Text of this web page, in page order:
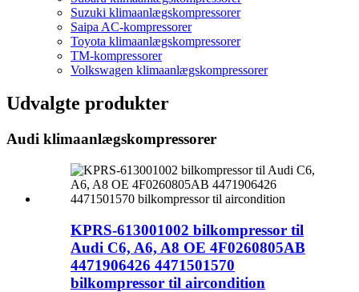
Suzuki klimaanlægskompressorer
Saipa AC-kompressorer
Toyota klimaanlægskompressorer
TM-kompressorer
Volkswagen klimaanlægskompressorer
Udvalgte produkter
Audi klimaanlægskompressorer
KPRS-613001002 bilkompressor til
Audi C6, A6, A8 OE 4F0260805AB
4471906426 4471501570
bilkompressor til aircondition